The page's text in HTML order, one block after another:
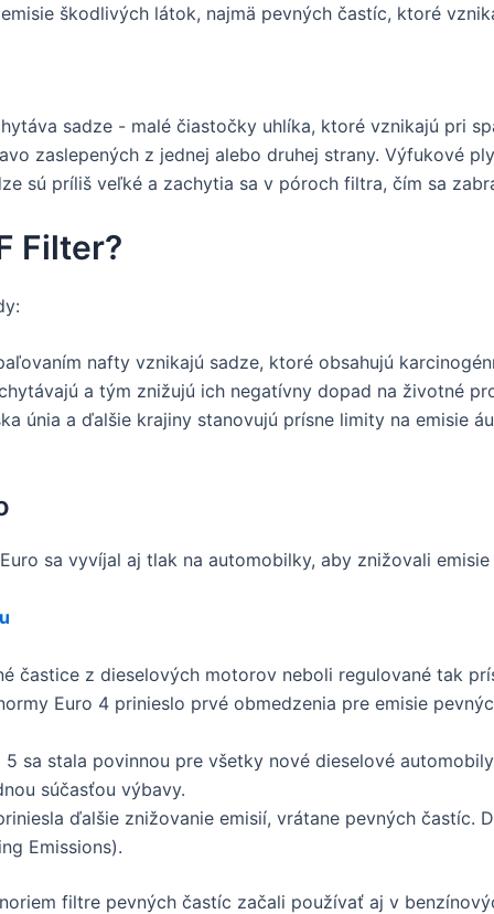
škodlivých látok, najmä pevných častíc, ktoré
sadze - malé čiastočky uhlíka, ktoré vznikajú pri
zaslepených z jednej alebo druhej strany. Výfukové
sú príliš veľké a zachytia sa v póroch filtra, čím sa
Filter?
nafty vznikajú sadze, ktoré obsahujú
a tým znižujú ich negatívny dopad na životné
únia a ďalšie krajiny stanovujú prísne limity na emisie
sa vyvíjal aj tlak na automobilky, aby znižovali
častice z dieselových motorov neboli regulované tak
Euro 4 prinieslo prvé obmedzenia pre emisie
sa stala povinnou pre všetky nové dieselové
súčasťou výbavy.
ďalšie znižovanie emisií, vrátane pevných častíc.
Emissions).
filtre pevných častíc začali používať aj v